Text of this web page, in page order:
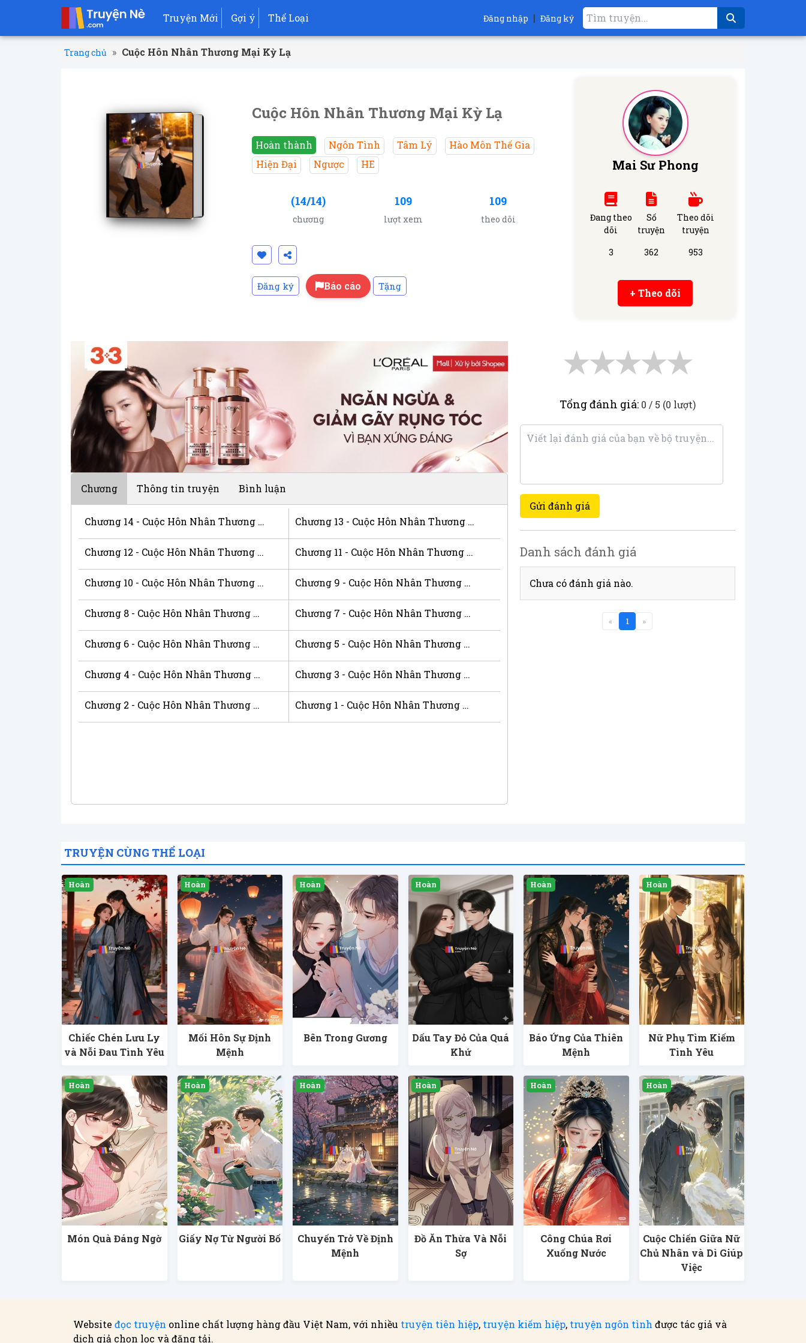
Truyện Mới Gợi ý Thể Loại Đăng nhập | Đăng ký
Trang chủ » Cuộc Hôn Nhân Thương Mại Kỳ Lạ
Cuộc Hôn Nhân Thương Mại Kỳ Lạ
Hoàn thành Ngôn Tình Tâm Lý
Hào Môn Thế Gia
Hiện Đại
Ngược HE
(14/14)
chương
109
lượt xem
109
theo dõi
Đăng ký Báo cáo Tặng
Mai Sư Phong
Đang theo
dõi
3
Số
truyện
362
Theo dõi
truyện
953
+ Theo dõi
Chương Thông tin truyện Bình luận
Chương 14 - Cuộc Hôn Nhân Thương Mại Kỳ Lạ Chương 13 - Cuộc Hôn Nhân Thương Mại Kỳ Lạ
Chương 12 - Cuộc Hôn Nhân Thương Mại Kỳ Lạ Chương 11 - Cuộc Hôn Nhân Thương Mại Kỳ Lạ
Chương 10 - Cuộc Hôn Nhân Thương Mại Kỳ Lạ Chương 9 - Cuộc Hôn Nhân Thương Mại Kỳ Lạ
Chương 8 - Cuộc Hôn Nhân Thương Mại Kỳ Lạ Chương 7 - Cuộc Hôn Nhân Thương Mại Kỳ Lạ
Chương 6 - Cuộc Hôn Nhân Thương Mại Kỳ Lạ Chương 5 - Cuộc Hôn Nhân Thương Mại Kỳ Lạ
Chương 4 - Cuộc Hôn Nhân Thương Mại Kỳ Lạ Chương 3 - Cuộc Hôn Nhân Thương Mại Kỳ Lạ
Chương 2 - Cuộc Hôn Nhân Thương Mại Kỳ Lạ Chương 1 - Cuộc Hôn Nhân Thương Mại Kỳ Lạ
★
★
★
★
★
Tổng đánh giá: 0 / 5 (0 lượt)
Gửi đánh giá
Danh sách đánh giá
Chưa có đánh giá nào.
« 1 »
TRUYỆN CÙNG THỂ LOẠI
Chiếc Chén Lưu Ly
và Nỗi Đau Tình Yêu
Mối Hôn Sự Định
Mệnh
Bên Trong Gương
Dấu Tay Đỏ Của Quá
Khứ
Báo Ứng Của Thiên
Mệnh
Nữ Phụ Tìm Kiếm
Tình Yêu
Món Quà Đáng Ngờ Giấy Nợ Từ Người Bố
Chuyến Trở Về Định
Mệnh
Đồ Ăn Thừa Và Nỗi
Sợ
Công Chúa Rơi
Xuống Nước
Cuộc Chiến Giữa Nữ
Chủ Nhân và Dì Giúp
Việc
Website đọc truyện online chất lượng hàng đầu Việt Nam, với nhiều truyện tiên hiệp, truyện kiếm hiệp, truyện ngôn tình được tác giả và
dịch giả chọn lọc và đăng tải.